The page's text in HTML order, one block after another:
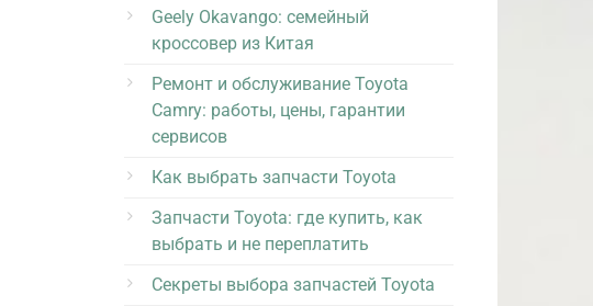
Geely Okavango: семейный
кроссовер из Китая
Ремонт и обслуживание Toyota
Camry: работы, цены, гарантии
сервисов
Как выбрать запчасти Toyota
Запчасти Toyota: где купить, как
выбрать и не переплатить
Секреты выбора запчастей Toyota